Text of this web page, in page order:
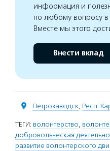
информация и
по любому вопросу в
Вместе мы этого
Внести вклад
Петрозаводск, Респ.
ТЕГИ: волонтерство,
добровольческая
развитие волонтерского